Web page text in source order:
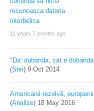
11 years 7 months ago
"Da’ dobanda, cat e
(Stiri) 9 Oct 2014
Americanii rezolvă,
(Analize) 18 May 2016